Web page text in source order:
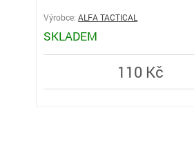
Výrobce: ALFA TACTICAL
SKLADEM
110 Kč